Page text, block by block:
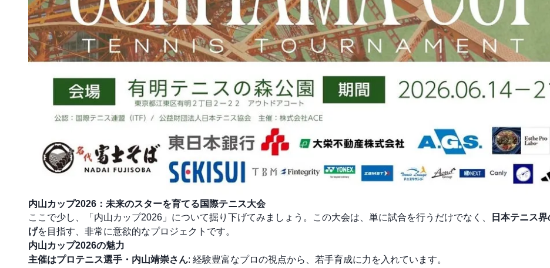
内山カップ2026：未来のスターを育てる国際テニス大会
ここで少し、「内山カップ2026」について掘り下げてみましょう。この大会は、単に試合を行うだけでなく、
日本テニス
げを目指す、非常に意欲的なプロジェクトです。
内山カップ2026の魅力
主催はプロテニス選手・内山靖崇さん: 経験豊富なプロの視点から、若手育成に力を入れています。